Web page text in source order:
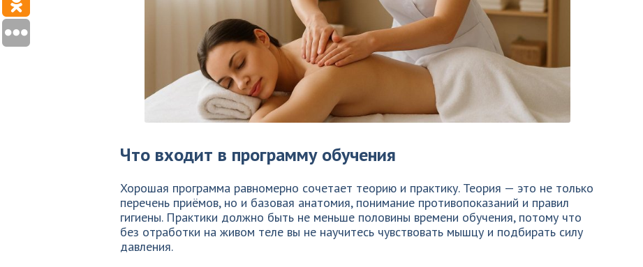
Что входит в программу обучения
Хорошая программа равномерно сочетает теорию и практику. Теория — это не только
перечень приёмов, но и базовая анатомия, понимание противопоказаний и правил
гигиены. Практики должно быть не меньше половины времени обучения, потому что
без отработки на живом теле вы не научитесь чувствовать мышцу и подбирать силу
давления.